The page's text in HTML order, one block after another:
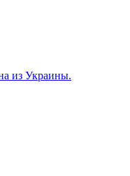
из Украины.